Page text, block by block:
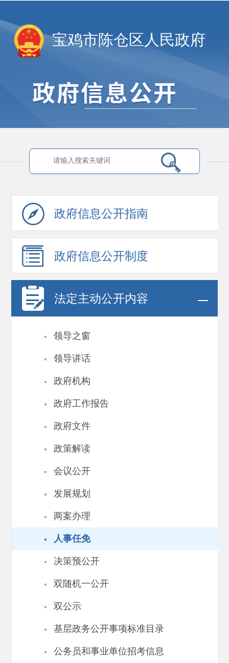
宝鸡市陈仓区人民政府
政府信息公开指南
政府信息公开制度
法定主动公开内容
· 领导之窗
· 领导讲话
· 政府机构
· 政府工作报告
· 政府文件
· 政策解读
· 会议公开
· 发展规划
· 两案办理
· 人事任免
· 决策预公开
· 双随机一公开
· 双公示
· 基层政务公开事项标准目录
· 公务员和事业单位招考信息